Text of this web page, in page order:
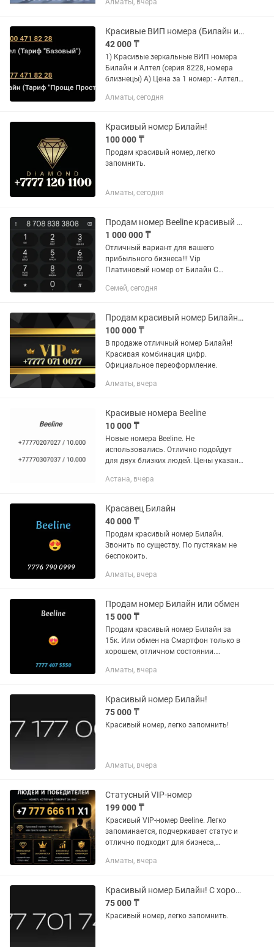
Алматы, вчера
Красивые ВИП номера (Билайн и Алтел)
42 000 ₸
1) Красивые зеркальные ВИП номера
Билайн и Алтел (серия 8228, номера
близнецы) A) Цена за 1 номер: - Алтел
000 тенге - Если покупаете сразу 2
Алматы, сегодня
Красивый номер Билайн!
100 000 ₸
Продам красивый номер, легко
запомнить.
Алматы, сегодня
Продам номер Beeline красивый VIP платиновый номер для вашего бизнеса.
1 000 000 ₸
Отличный вариант для вашего
прибыльного бизнеса!!! Vip
Платиновый номер от Билайн С
Семей, сегодня
Продам красивый номер Билайн!!!
100 000 ₸
В продаже отличный номер Билайн!
Красивая комбинация цифр.
Официальное переоформление.
Алматы, вчера
Красивые номера Beeline
10 000 ₸
Новые номера Beeline. Не
использовались. Отлично подойдут
для двух близких людей. Цены указаны
любом городе. Торга нет. Обмен не
Астана, вчера
Красавец Билайн
40 000 ₸
Продам красивый номер Билайн.
Звонить по существу. По пустякам не
беспокоить.
Алматы, вчера
Продам номер Билайн или обмен
15 000 ₸
Продам красивый номер Билайн за
15к. Или обмен на Смартфон только в
хорошем, отличном состоянии.
заблокированный Не Предлагать!
Алматы, вчера
Красивый номер Билайн!
75 000 ₸
Красивый номер, легко запомнить!
Алматы, вчера
Статусный VIP-номер
199 000 ₸
Красивый VIP-номер Beeline. Легко
запоминается, подчеркивает статус и
отлично подходит для бизнеса,
Редкая и эффектная комбинация цифр.
Алматы, вчера
Красивый номер Билайн! С хорошим тарифом!!!
75 000 ₸
Красивый номер, легко запомнить.